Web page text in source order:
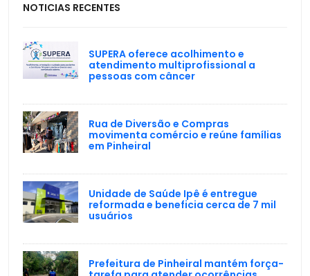
NOTICIAS RECENTES
SUPERA oferece acolhimento e
atendimento multiprofissional a
pessoas com câncer
Rua de Diversão e Compras
movimenta comércio e reúne famílias
em Pinheiral
Unidade de Saúde Ipê é entregue
reformada e beneficia cerca de 7 mil
usuários
Prefeitura de Pinheiral mantém força-